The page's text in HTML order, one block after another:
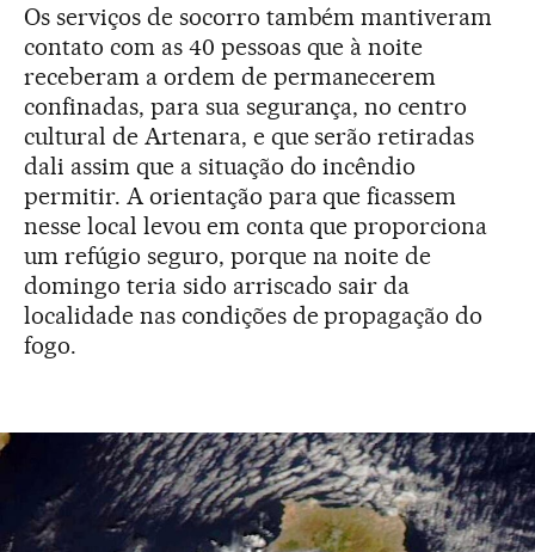
Os serviços de socorro também mantiveram
contato com as 40 pessoas que à noite
receberam a ordem de permanecerem
confinadas, para sua segurança, no centro
cultural de Artenara, e que serão retiradas
dali assim que a situação do incêndio
permitir. A orientação para que ficassem
nesse local levou em conta que proporciona
um refúgio seguro, porque na noite de
domingo teria sido arriscado sair da
localidade nas condições de propagação do
fogo.